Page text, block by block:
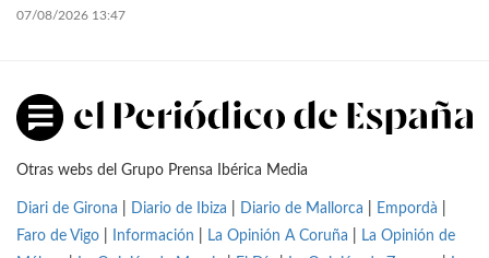
07/08/2026 13:47
Otras webs del Grupo Prensa Ibérica Media
Diari de Girona Diario de Ibiza Diario de Mallorca Empordà
Faro de Vigo
Información La Opinión A Coruña
La Opinión de